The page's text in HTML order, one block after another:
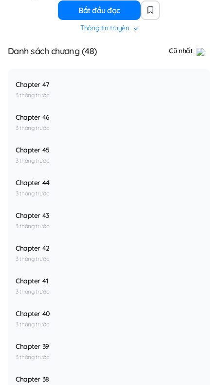
Bắt đầu đọc
Thông tin truyện
Danh sách chương (48) Cũ nhất
Chapter 47
3 tháng trước
Chapter 46
3 tháng trước
Chapter 45
3 tháng trước
Chapter 44
3 tháng trước
Chapter 43
3 tháng trước
Chapter 42
3 tháng trước
Chapter 41
3 tháng trước
Chapter 40
3 tháng trước
Chapter 39
3 tháng trước
Chapter 38